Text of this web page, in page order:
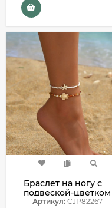
Браслет на ногу с
подвеской-цветком
CJP82267
Артикул: CJP82267